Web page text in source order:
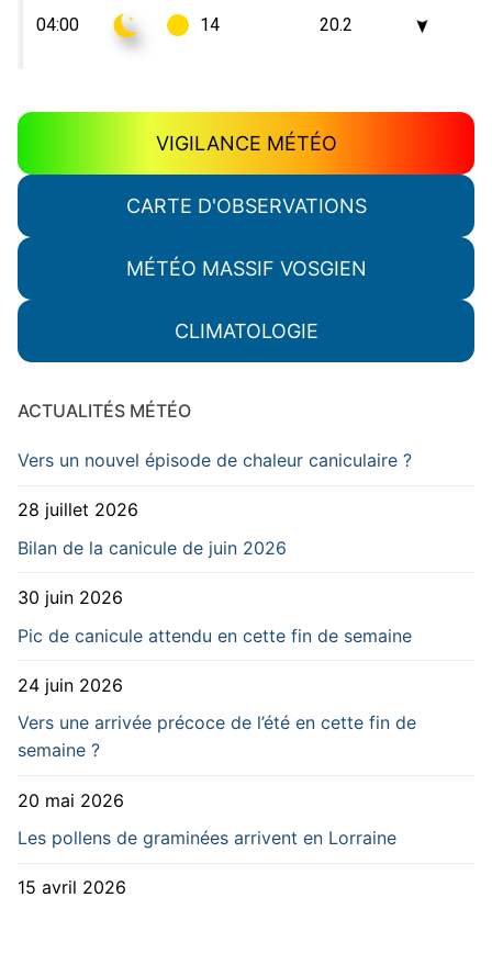
VIGILANCE MÉTÉO
CARTE D'OBSERVATIONS
MÉTÉO MASSIF VOSGIEN
CLIMATOLOGIE
ACTUALITÉS MÉTÉO
Vers un nouvel épisode de chaleur caniculaire ?
28 juillet 2026
Bilan de la canicule de juin 2026
30 juin 2026
Pic de canicule attendu en cette fin de semaine
24 juin 2026
Vers une arrivée précoce de l’été en cette fin de
semaine ?
20 mai 2026
Les pollens de graminées arrivent en Lorraine
15 avril 2026